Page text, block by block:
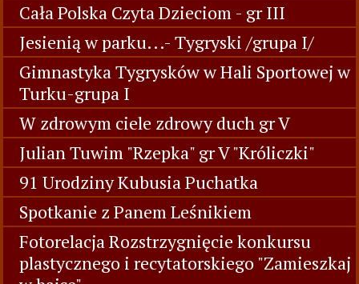
Cała Polska Czyta Dzieciom - gr III
Jesienią w parku...- Tygryski /grupa I/
Gimnastyka Tygrysków w Hali Sportowej w
Turku-grupa I
W zdrowym ciele zdrowy duch gr V
Julian Tuwim "Rzepka" gr V "Króliczki"
91 Urodziny Kubusia Puchatka
Spotkanie z Panem Leśnikiem
Fotorelacja Rozstrzygnięcie konkursu
plastycznego i recytatorskiego "Zamieszkaj